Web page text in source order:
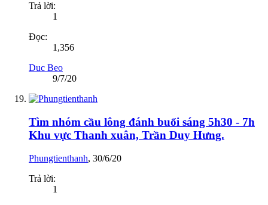
Trả lời:
1
Đọc:
1,356
Duc Beo
9/7/20
Tìm nhóm cầu lông đánh buổi sáng 5h30 - 7h
Khu vực Thanh xuân, Trần Duy Hưng.
Phungtienthanh, 30/6/20
Trả lời:
1